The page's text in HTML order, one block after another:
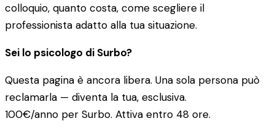
colloquio, quanto costa, come scegliere il
professionista adatto alla tua situazione.
Sei lo psicologo di Surbo?
Questa pagina è ancora libera. Una sola persona può
reclamarla — diventa la tua, esclusiva.
100€/anno per Surbo. Attiva entro 48 ore.